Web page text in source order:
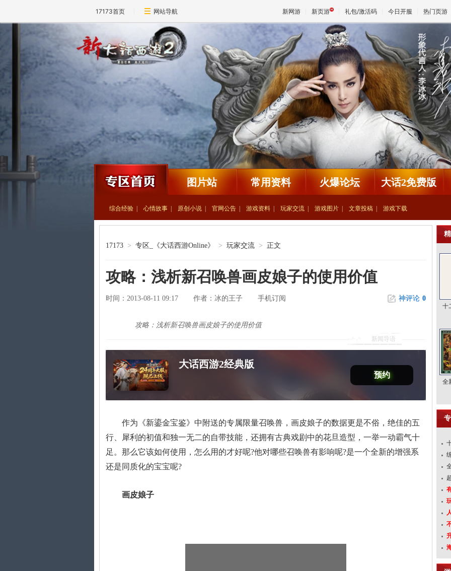
17173首页 网站导航 新网游 新页游 礼包/激活码 今日开服 热门页游
魔兽
天堂
王权与
图片站 常用资料 火爆论坛 大话2免费版
综合经验 心情故事 原创小说 官网公告 游戏资料 玩家交流 游戏图片 文章投稿 游戏下载
17173 > 专区_《大话西游Online》 > 玩家交流 > 正文
攻略：浅析新召唤兽画皮娘子的使用价值
时间：2013-08-11 09:17 作者： 冰的王子 手机订阅 神评论 0
新闻导语
攻略：浅析新召唤兽画皮娘子的使用价值
大话西游2经典版
预约
作为《新鎏金宝鉴》中附送的专属限量召唤兽，画皮娘子的数据更是不俗，绝佳的五
行、犀利的初值和独一无二的自带技能，还拥有古典戏剧中的花旦造型，一举一动霸气十
足。那么它该如何使用，怎么用的才好呢?他对哪些召唤兽有影响呢?是一个全新的增强系
还是同质化的宝宝呢?
画皮娘子
十
全